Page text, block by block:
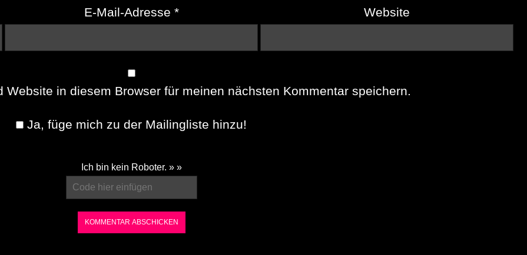
E-Mail-Adresse * Website
Website in diesem Browser für meinen nächsten Kommentar speichern.
Ja, füge mich zu der Mailingliste hinzu!
Ich bin kein Roboter. » »